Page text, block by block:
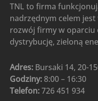
TNL to firma
nadrzędnym celem
rozwój firmy w oparciu
dystrybucję, zieloną
Adres: Bursaki 14, 20-
Godziny: 8:00 – 16:30
Telefon:726 451 934